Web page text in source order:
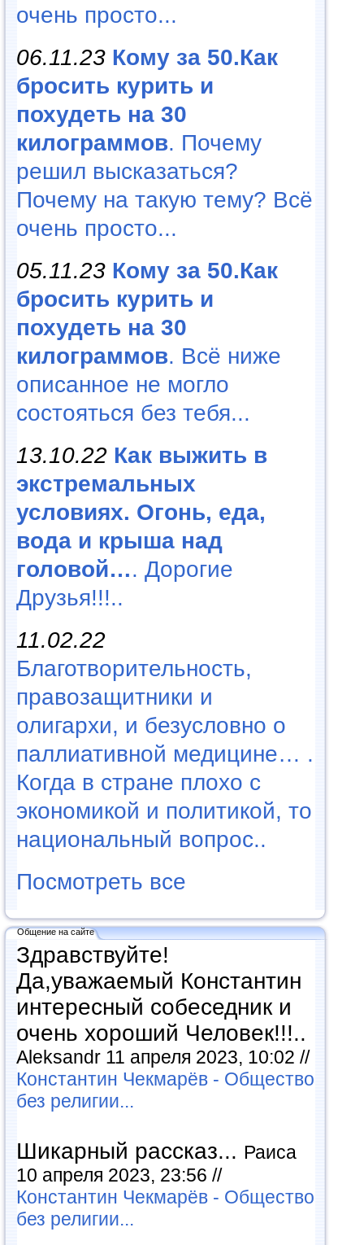
очень просто...
06.11.23 Кому за 50.Как
бросить курить и
похудеть на 30
килограммов. Почему
решил высказаться?
Почему на такую тему? Всё
очень просто...
05.11.23 Кому за 50.Как
бросить курить и
похудеть на 30
килограммов. Всё ниже
описанное не могло
состояться без тебя...
13.10.22 Как выжить в
экстремальных
условиях. Огонь, еда,
вода и крыша над
головой…. Дорогие
Друзья!!!..
11.02.22
Благотворительность,
правозащитники и
олигархи, и безусловно о
паллиативной медицине… .
Когда в стране плохо с
экономикой и политикой, то
национальный вопрос..
Посмотреть все
Общение на сайте
Здравствуйте!
Да,уважаемый Константин
интересный собеседник и
очень хороший Человек!!!..
Aleksandr 11 апреля 2023, 10:02 //
Константин Чекмарёв - Общество
без религии...
Шикарный рассказ... Раиса
10 апреля 2023, 23:56 //
Константин Чекмарёв - Общество
без религии...